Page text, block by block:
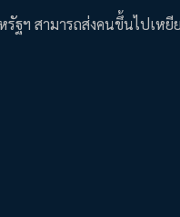
ฐฯ สามารถส่งคนขึ้นไปเหยี